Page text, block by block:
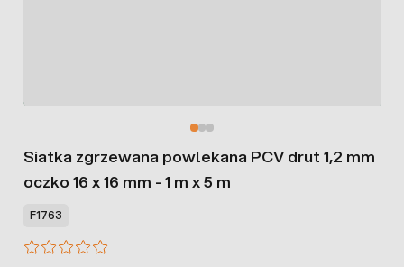
Siatka zgrzewana powlekana PCV drut 1,2 mm
oczko 16 x 16 mm - 1 m x 5 m
F1763